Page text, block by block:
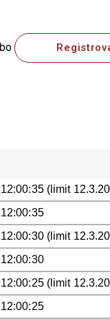
(limit
(limit
(limit